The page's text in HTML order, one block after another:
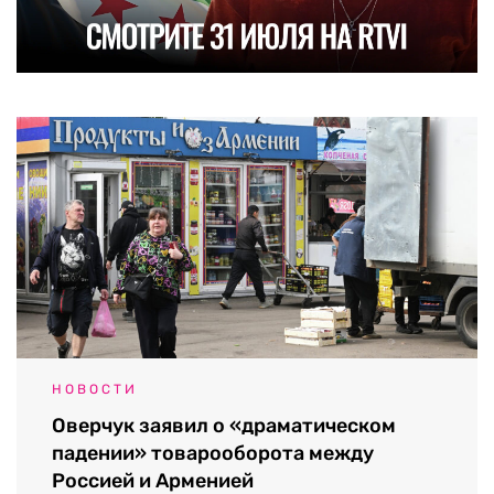
НОВОСТИ
Оверчук заявил о «драматическом
падении» товарооборота между
Россией и Арменией